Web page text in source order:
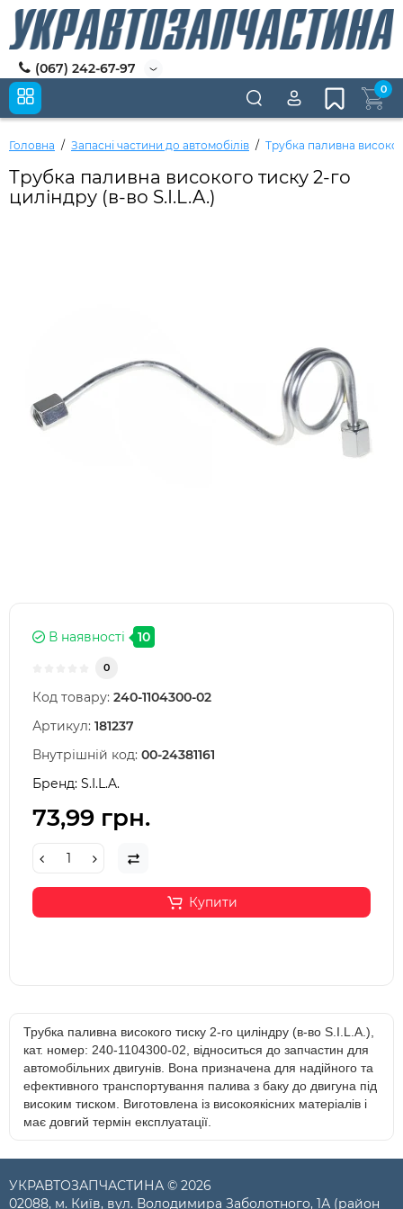
(067) 242-67-97
0
Головна Запасні частини до автомобілів Трубка паливна
Трубка паливна високого тиску 2-го
циліндру (в-во S.I.L.A.)
В наявності 10
0
Код товару: 240-1104300-02
Артикул: 181237
Внутрішній код: 00-24381161
Бренд: S.I.L.A.
73,99 грн.
Купити
Трубка паливна високого тиску 2-го циліндру (в-во S.I.L.A.),
кат. номер: 240-1104300-02, відноситься до запчастин для
автомобільних двигунів. Вона призначена для надійного та
ефективного транспортування палива з баку до двигуна під
високим тиском. Виготовлена із високоякісних матеріалів і
має довгий термін експлуатації.
УКРАВТОЗАПЧАСТИНА © 2026
02088, м. Київ, вул. Володимира Заболотного, 1А (район